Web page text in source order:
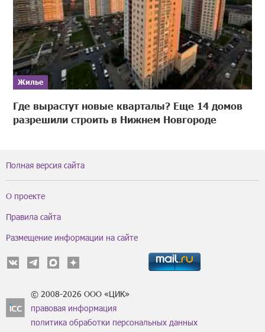
Жилье
Где вырастут новые кварталы? Еще 14 домов
разрешили строить в Нижнем Новгороде
Полная версия сайта
О проекте
Правила сайта
Размещение информации на сайте
© 2008-2026 ООО «ЦИК»
правовая информация
политика обработки персональных данных